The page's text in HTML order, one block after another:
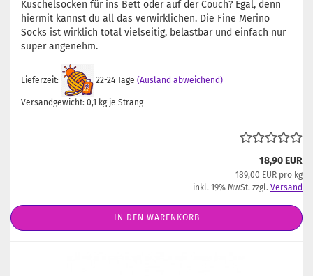
Kuschelsocken für ins Bett oder auf der Couch? Egal, denn
hiermit kannst du all das verwirklichen. Die Fine Merino
Socks ist wirklich total vielseitig, belastbar und einfach nur
super angenehm.
Lieferzeit: 22-24 Tage (Ausland abweichend)
Versandgewicht: 0,1 kg je Strang
18,90 EUR
189,00 EUR pro kg
inkl. 19% MwSt. zzgl. Versand
IN DEN WARENKORB